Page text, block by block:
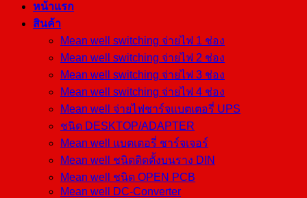
หน้าแรก
สินค้า
Mean well switching จ่ายไฟ 1 ช่อง
Mean well switching จ่ายไฟ 2 ช่อง
Mean well switching จ่ายไฟ 3 ช่อง
Mean well switching จ่ายไฟ 4 ช่อง
Mean well จ่ายไฟชาร์จแบตเตอรี่ UPS
ชนิด DESKTOP/ADAPTER
Mean well แบตเตอรี่ ชาร์จเจอร์
Mean well ชนิดติดตั้งบนราง DIN
Mean well ชนิด OPEN PCB
Mean well DC-Converter